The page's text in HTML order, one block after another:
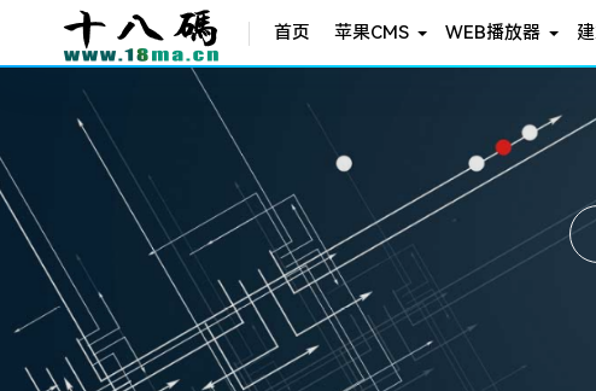
首页 苹果CMS WEB播放器